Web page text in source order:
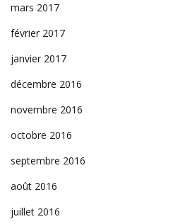
mars 2017
février 2017
janvier 2017
décembre 2016
novembre 2016
octobre 2016
septembre 2016
août 2016
juillet 2016